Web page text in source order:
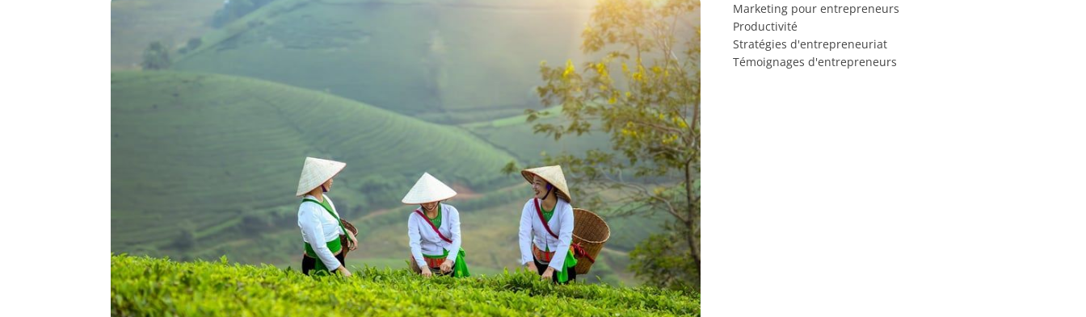
Marketing pour entrepreneurs
Productivité
Stratégies d'entrepreneuriat
Témoignages d'entrepreneurs